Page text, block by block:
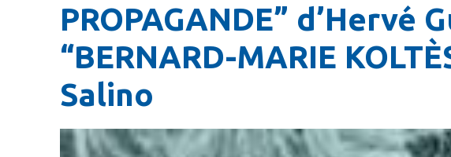
PROPAGANDE” d’Hervé
“BERNARD-MARIE
Salino